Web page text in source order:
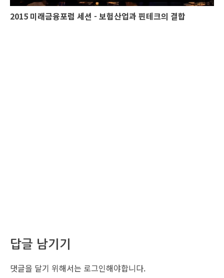
2015 미래금융포럼 세션 - 보험산업과 핀테크의 결합
답글 남기기
댓글을 달기 위해서는 로그인해야합니다.